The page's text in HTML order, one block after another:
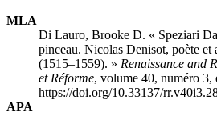
MLA
Di Lauro, Brooke D. « Speziari
pinceau. Nicolas Denisot, poète et
(1515–1559). » Renaissance and
et Réforme, volume 40, numéro 3,
https://doi.org/10.33137/
APA